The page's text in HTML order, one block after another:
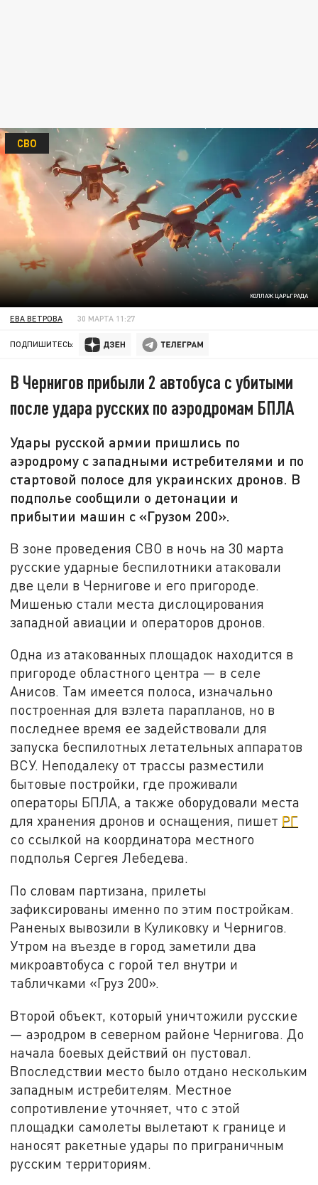
КОЛЛАЖ ЦАРЬГРАДА
СВО
ЕВА ВЕТРОВА 30 МАРТА 11:27
ПОДПИШИТЕСЬ:
В Чернигов прибыли 2 автобуса с убитыми
после удара русских по аэродромам БПЛА
Удары русской армии пришлись по
аэродрому с западными истребителями и по
стартовой полосе для украинских дронов. В
подполье сообщили о детонации и
прибытии машин с «Грузом 200».
В зоне проведения СВО в ночь на 30 марта
русские ударные беспилотники атаковали
две цели в Чернигове и его пригороде.
Мишенью стали места дислоцирования
западной авиации и операторов дронов.
Одна из атакованных площадок находится в
пригороде областного центра — в селе
Анисов. Там имеется полоса, изначально
построенная для взлета парапланов, но в
последнее время ее задействовали для
запуска беспилотных летательных аппаратов
ВСУ. Неподалеку от трассы разместили
бытовые постройки, где проживали
операторы БПЛА, а также оборудовали места
для хранения дронов и оснащения, пишет РГ
со ссылкой на координатора местного
подполья Сергея Лебедева.
По словам партизана, прилеты
зафиксированы именно по этим постройкам.
Раненых вывозили в Куликовку и Чернигов.
Утром на въезде в город заметили два
микроавтобуса с горой тел внутри и
табличками «Груз 200».
Второй объект, который уничтожили русские
— аэродром в северном районе Чернигова. До
начала боевых действий он пустовал.
Впоследствии место было отдано нескольким
западным истребителям. Местное
сопротивление уточняет, что с этой
площадки самолеты вылетают к границе и
наносят ракетные удары по приграничным
русским территориям.